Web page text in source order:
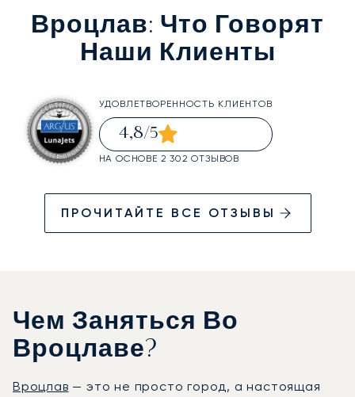
Вроцлав: Что Говорят
Наши Клиенты
УДОВЛЕТВОРЕННОСТЬ КЛИЕНТОВ
4,8/5
НА ОСНОВЕ 2 302 ОТЗЫВОВ
ПРОЧИТАЙТЕ ВСЕ ОТЗЫВЫ
Чем Заняться Во
Вроцлаве?
Вроцлав — это не просто город, а настоящая